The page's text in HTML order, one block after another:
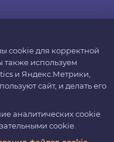
cookie для корректной
также используем
и Яндекс.Метрики,
сайт, и делать его
аналитических cookie
cookie.